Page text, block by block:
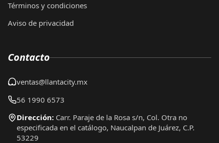
Términos y condiciones
Aviso de privacidad
Contacto
ventas@llantacity.mx
56 1990 6573
Dirección: Carr. Paraje de la Rosa s/n, Col. Otra no
especificada en el catálogo, Naucalpan de Juárez, C.P.
53229